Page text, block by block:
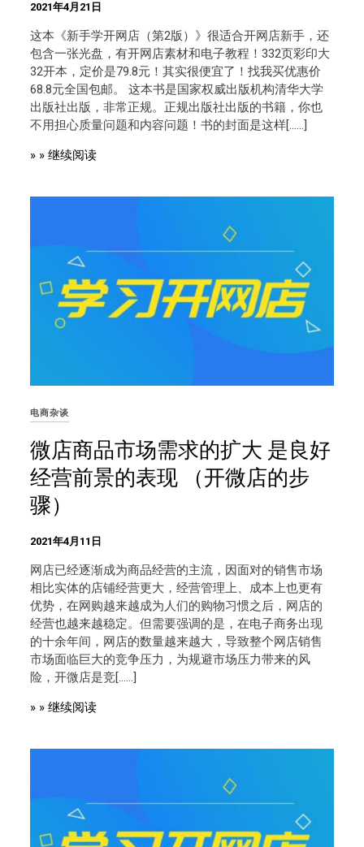
2021年4月21日
这本《新手学开网店（第2版）》很适合开网店新手，还
包含一张光盘，有开网店素材和电子教程！332页彩印大
32开本，定价是79.8元！其实很便宜了！找我买优惠价
68.8元全国包邮。 这本书是国家权威出版机构清华大学
出版社出版，非常正规。正规出版社出版的书籍，你也
不用担心质量问题和内容问题！书的封面是这样[……]
» » 继续阅读
电商杂谈
微店商品市场需求的扩大 是良好
经营前景的表现 （开微店的步
骤）
2021年4月11日
网店已经逐渐成为商品经营的主流，因面对的销售市场
相比实体的店铺经营更大，经营管理上、成本上也更有
优势，在网购越来越成为人们的购物习惯之后，网店的
经营也越来越稳定。但需要强调的是，在电子商务出现
的十余年间，网店的数量越来越大，导致整个网店销售
市场面临巨大的竞争压力，为规避市场压力带来的风
险，开微店是竞[……]
» » 继续阅读